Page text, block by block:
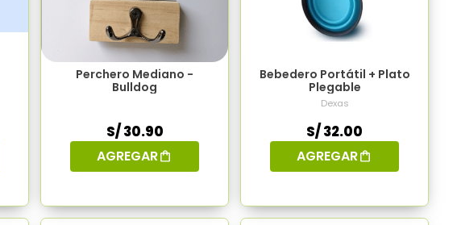
Perchero Mediano -
Bulldog
S/ 30.90
AGREGAR
Bebedero Portátil + Plato
Plegable
Dexas
S/ 32.00
AGREGAR